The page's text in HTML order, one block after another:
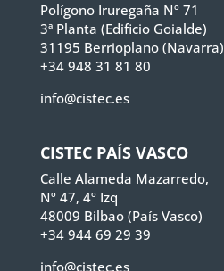
Polígono Iruregaña Nº 71
3ª Planta (Edificio Goialde)
31195 Berrioplano (Navarra)
+34 948 31 81 80
info@cistec.es
CISTEC PAÍS VASCO
Calle Alameda Mazarredo,
Nº 47, 4º Izq
48009 Bilbao (País Vasco)
+34 944 69 29 39
info@cistec.es